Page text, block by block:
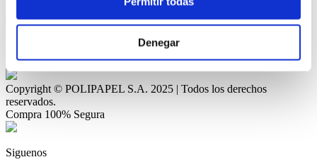
Denegar
Aceptamos Tarjetas de Débito
Copyright © POLIPAPEL S.A. 2025 | Todos los derechos
reservados.
Compra 100% Segura
Siguenos